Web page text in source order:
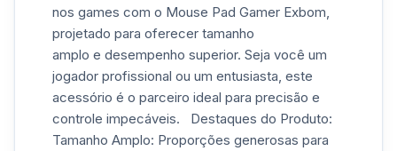
nos games com o Mouse Pad Gamer Exbom,
projetado para oferecer tamanho
amplo e desempenho superior. Seja você um
jogador profissional ou um entusiasta, este
acessório é o parceiro ideal para precisão e
controle impecáveis. Destaques do Produto:
Tamanho Amplo: Proporções generosas para